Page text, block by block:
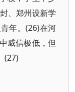
、郑州设新学
年。(26)在河
威信极低，但
(27)